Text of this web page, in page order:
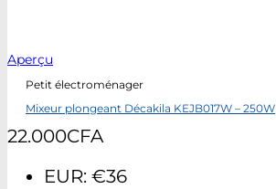
Aperçu
Petit électroménager
Mixeur plongeant Décakila KEJB017W – 250W
22.000CFA
EUR: €36